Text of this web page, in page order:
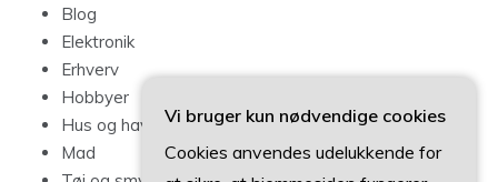
Blog
Elektronik
Erhverv
Hobbyer
Hus og have
Mad
Vi bruger kun nødvendige cookies
Cookies anvendes udelukkende for